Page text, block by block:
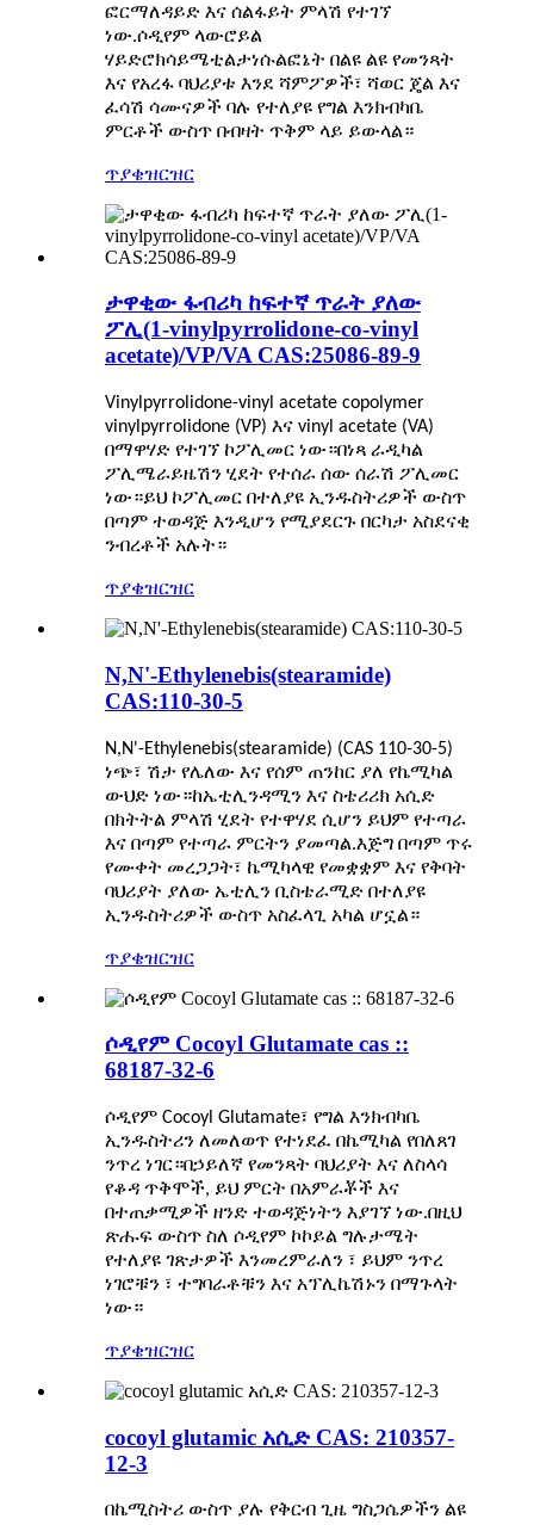
ፎርማለዳይድ እና ሰልፋይት ምላሽ የተገኘ
ነው.ሶዲየም ላውሮይል
ሃይድሮክሳይሜቲልታነሱልፎኔት በልዩ ልዩ የመንጻት
እና የአረፋ ባህሪያቱ እንደ ሻምፖዎች፣ ሻወር ጄል እና
ፈሳሽ ሳሙናዎች ባሉ የተለያዩ የግል እንክብካቤ
ምርቶች ውስጥ በብዛት ጥቅም ላይ ይውላል።
ጥያቄዝርዝር
ታዋቂው ፋብሪካ ከፍተኛ ጥራት ያለው
ፖሊ(1-vinylpyrrolidone-co-vinyl
acetate)/VP/VA CAS:25086-89-9
Vinylpyrrolidone-vinyl acetate copolymer
vinylpyrrolidone (VP) እና vinyl acetate (VA)
በማዋሃድ የተገኘ ኮፖሊመር ነው።በነጻ ራዲካል
ፖሊሜራይዜሽን ሂደት የተሰራ ሰው ሰራሽ ፖሊመር
ነው።ይህ ኮፖሊመር በተለያዩ ኢንዱስትሪዎች ውስጥ
በጣም ተወዳጅ እንዲሆን የሚያደርጉ በርካታ አስደናቂ
ንብረቶች አሉት።
ጥያቄዝርዝር
N,N'-Ethylenebis(stearamide)
CAS:110-30-5
N,N'-Ethylenebis(stearamide) (CAS 110-30-5)
ነጭ፣ ሽታ የሌለው እና የሰም ጠንከር ያለ የኬሚካል
ውህድ ነው።ከኤቲሊንዳሚን እና ስቴሪሪክ አሲድ
በክትትል ምላሽ ሂደት የተዋሃደ ሲሆን ይህም የተጣራ
እና በጣም የተጣራ ምርትን ያመጣል.እጅግ በጣም ጥሩ
የሙቀት መረጋጋት፣ ኬሚካላዊ የመቋቋም እና የቅባት
ባህሪያት ያለው ኤቲሊን ቢስቴራሚድ በተለያዩ
ኢንዱስትሪዎች ውስጥ አስፈላጊ አካል ሆኗል።
ጥያቄዝርዝር
ሶዲየም Cocoyl Glutamate cas ::
68187-32-6
ሶዲየም Cocoyl Glutamate፣ የግል እንክብካቤ
ኢንዱስትሪን ለመለወጥ የተነደፈ በኬሚካል የበለጸገ
ንጥረ ነገር።በኃይለኛ የመንጻት ባህሪያት እና ለስላሳ
የቆዳ ጥቅሞች, ይህ ምርት በአምራቾች እና
በተጠቃሚዎች ዘንድ ተወዳጅነትን እያገኘ ነው.በዚህ
ጽሑፍ ውስጥ ስለ ሶዲየም ኮኮይል ግሉታሜት
የተለያዩ ገጽታዎች እንመረምራለን ፣ ይህም ንጥረ
ነገሮቹን ፣ ተግባራቶቹን እና አፕሊኬሽኑን በማጉላት
ነው።
ጥያቄዝርዝር
cocoyl glutamic አሲድ CAS: 210357-
12-3
በኬሚስትሪ ውስጥ ያሉ የቅርብ ጊዜ ግስጋሴዎችን ልዩ